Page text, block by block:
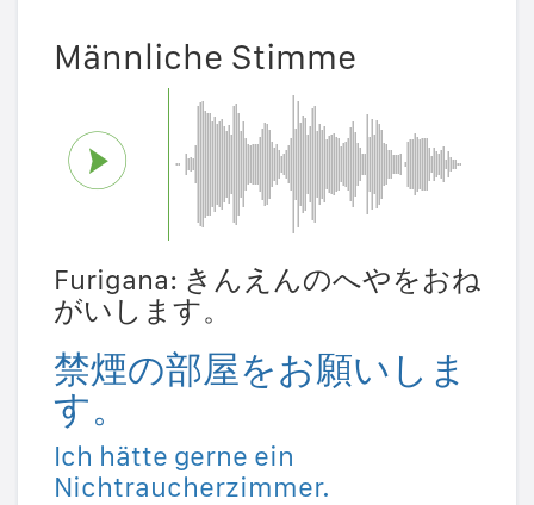
Männliche Stimme
Furigana: きんえんのへやをおね
がいします。
禁煙の部屋をお願いしま
す。
Ich hätte gerne ein
Nichtraucherzimmer.